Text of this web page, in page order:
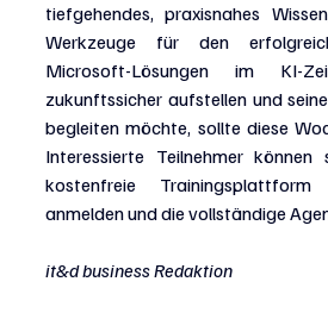
tiefgehendes, praxisnahes
Werkzeuge für den
Microsoft-Lösungen im KI-
zukunftssicher aufstellen und
begleiten möchte, sollte diese
Interessierte Teilnehmer können
kostenfreie
anmelden und die vollständige
it&d business Redaktion